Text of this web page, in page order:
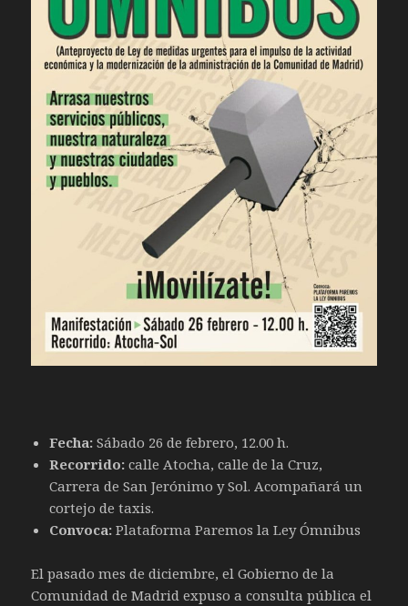
Fecha: Sábado 26 de febrero, 12.00 h.
Recorrido: calle Atocha, calle de la Cruz,
Carrera de San Jerónimo y Sol. Acompañará un
cortejo de taxis.
Convoca: Plataforma Paremos la Ley Ómnibus
El pasado mes de diciembre, el Gobierno de la
Comunidad de Madrid expuso a consulta pública el